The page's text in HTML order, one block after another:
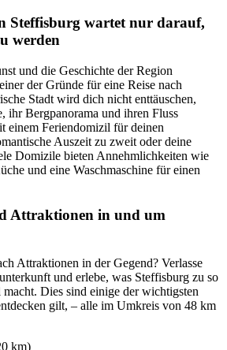
Steffisburg wartet nur darauf,
werden
und die Geschichte der Region
der Gründe für eine Reise nach
Stadt wird dich nicht enttäuschen,
ihr Bergpanorama und ihren Fluss
einem Feriendomizil für deinen
Auszeit zu zweit oder deine
Domizile bieten Annehmlichkeiten wie
und eine Waschmaschine für einen
Attraktionen in und um
Attraktionen in der Gegend? Verlasse
und erlebe, was Steffisburg zu so
Dies sind einige der wichtigsten
gilt, – alle im Umkreis von 48 km
km)